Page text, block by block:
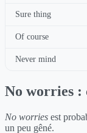
Sure thing
Of course
Never mind
No worries :
No worries est
un peu gêné.